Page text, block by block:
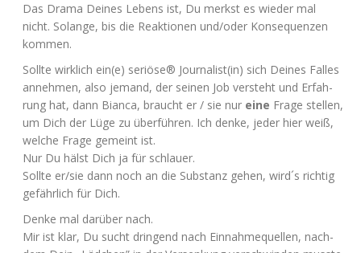
Das Dra­ma Dei­nes Lebens ist, Du merkst es wie­der mal
nicht. Solan­ge, bis die Reak­tio­nen und/oder Kon­se­quen­zen
kommen.
Soll­te wirk­lich ein(e) seriö­se® Journalist(in) sich Dei­nes Fal­les
anneh­men, also jemand, der sei­nen Job ver­steht und Erfah­
rung hat, dann Bian­ca, braucht er / sie nur eine Fra­ge stel­len,
um Dich der Lüge zu über­füh­ren. Ich den­ke, jeder hier weiß,
wel­che Fra­ge gemeint ist.
Nur Du hälst Dich ja für schlauer.
Soll­te er/sie dann noch an die Sub­stanz gehen, wird´s rich­tig
gefähr­lich für Dich.
Den­ke mal dar­über nach.
Mir ist klar, Du sucht drin­gend nach Ein­nah­me­quel­len, nach­